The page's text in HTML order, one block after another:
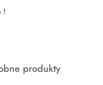
!
produkty